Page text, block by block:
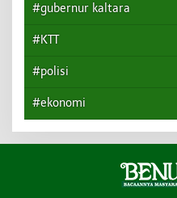
#gubernur kaltara
#KTT
#polisi
#ekonomi